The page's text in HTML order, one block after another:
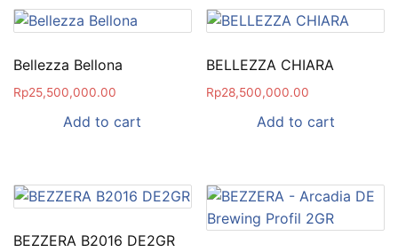
Bellezza Bellona
Rp25,500,000.00
Add to cart
BELLEZZA CHIARA
Rp28,500,000.00
Add to cart
BEZZERA B2016 DE2GR